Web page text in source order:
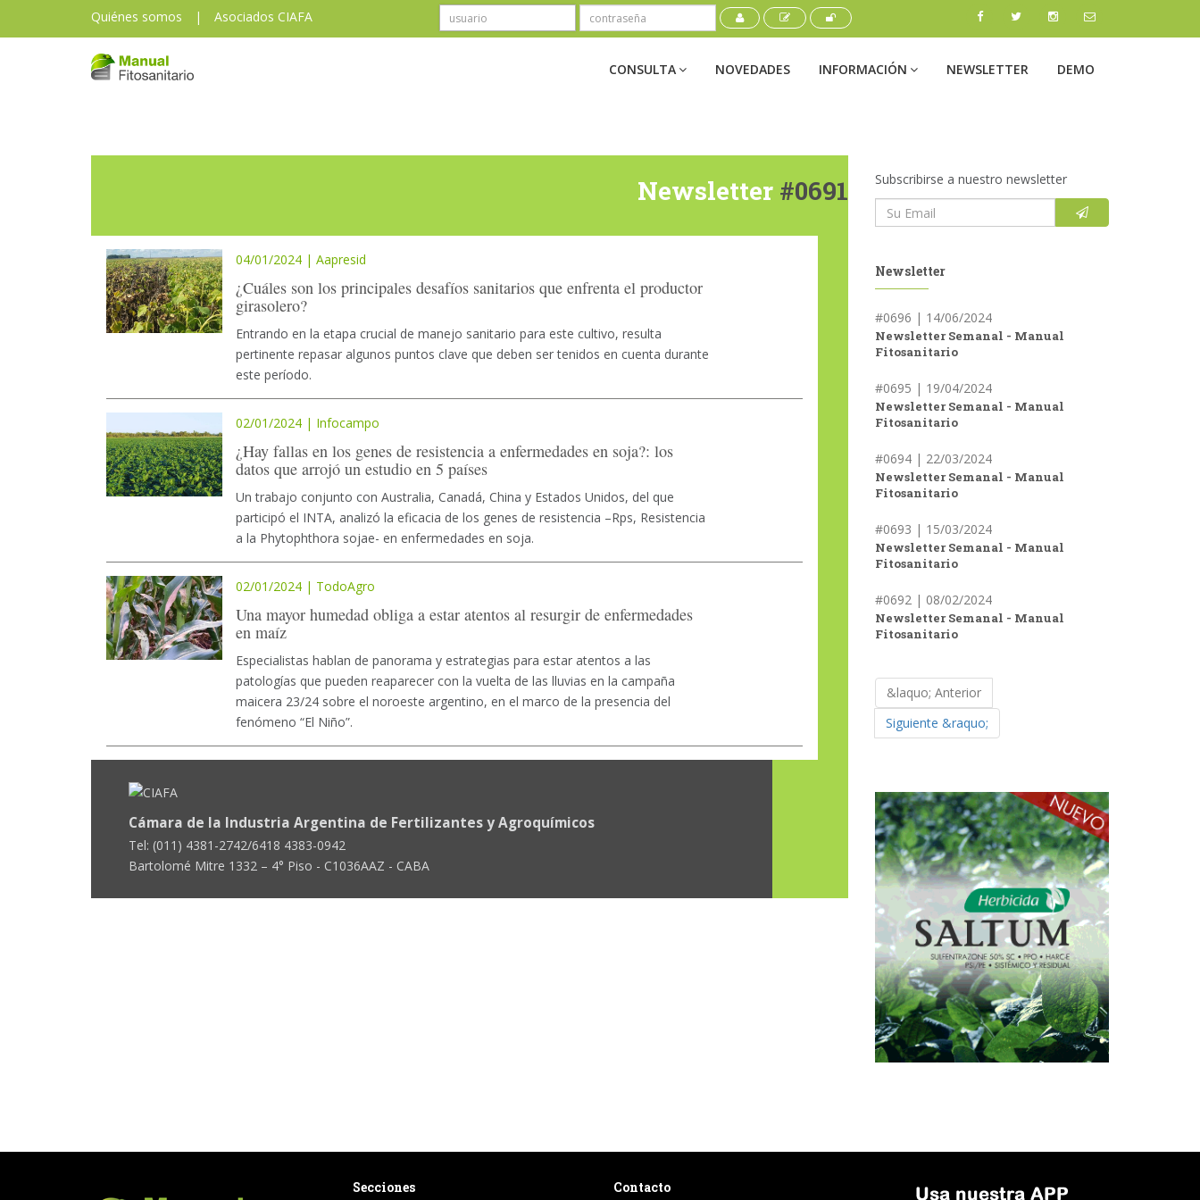
Quiénes somos | Asociados CIAFA
CONSULTA NOVEDADES INFORMACIÓN NEWSLETTER DEMO
Newsletter #0691
04/01/2024 | Aapresid
¿Cuáles son los principales desafíos sanitarios que enfrenta el productor
girasolero?
Entrando en la etapa crucial de manejo sanitario para este cultivo, resulta
pertinente repasar algunos puntos clave que deben ser tenidos en cuenta durante
este período.
02/01/2024 | Infocampo
¿Hay fallas en los genes de resistencia a enfermedades en soja?: los
datos que arrojó un estudio en 5 países
Un trabajo conjunto con Australia, Canadá, China y Estados Unidos, del que
participó el INTA, analizó la eficacia de los genes de resistencia –Rps, Resistencia
a la Phytophthora sojae- en enfermedades en soja.
02/01/2024 | TodoAgro
Una mayor humedad obliga a estar atentos al resurgir de enfermedades
en maíz
Especialistas hablan de panorama y estrategias para estar atentos a las
patologías que pueden reaparecer con la vuelta de las lluvias en la campaña
maicera 23/24 sobre el noroeste argentino, en el marco de la presencia del
fenómeno “El Niño”.
Cámara de la Industria Argentina de Fertilizantes y Agroquímicos
Tel: (011) 4381-2742/6418 4383-0942
Bartolomé Mitre 1332 – 4° Piso - C1036AAZ - CABA
Subscribirse a nuestro newsletter
Newsletter
#0696 | 14/06/2024
Newsletter Semanal - Manual
Fitosanitario
#0695 | 19/04/2024
Newsletter Semanal - Manual
Fitosanitario
#0694 | 22/03/2024
Newsletter Semanal - Manual
Fitosanitario
#0693 | 15/03/2024
Newsletter Semanal - Manual
Fitosanitario
#0692 | 08/02/2024
Newsletter Semanal - Manual
Fitosanitario
&laquo; Anterior
Siguiente &raquo;
Secciones Contacto